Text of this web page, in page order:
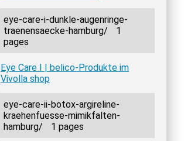
eye-care-i-dunkle-augenringe-
traenensaecke-hamburg/
1
pages
Eye Care I | belico-Produkte im
Vivolla shop
eye-care-ii-botox-argireline-
kraehenfuesse-mimikfalten-
hamburg/
1 pages